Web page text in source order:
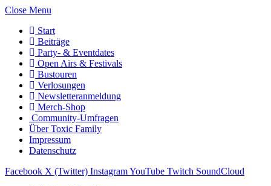
Close Menu
Start
Beiträge
Party- & Eventdates
Open Airs & Festivals
Bustouren
Verlosungen
Newsletteranmeldung
Merch-Shop
Community-Umfragen
Über Toxic Family
Impressum
Datenschutz
Facebook X (Twitter) InstagramYouTube Twitch SoundCloud